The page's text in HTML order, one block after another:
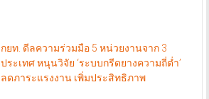
กยท. ดีลความร่วมมือ 5 หน่วยงานจาก 3
ประเทศ หนุนวิจัย ‘ระบบกรีดยางความถี่ต่ำ’
ลดภาระแรงงาน เพิ่มประสิทธิภาพ